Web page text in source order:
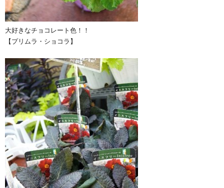
大好きなチョコレート色！！
【プリムラ・ショコラ】